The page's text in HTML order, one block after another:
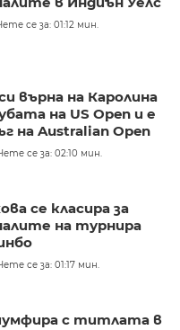
се за: 01:12 мин.
върна на Каролина
на US Open и е
на Australian Open
се за: 02:10 мин.
се класира за
на турнира
се за: 01:17 мин.
с титлата в